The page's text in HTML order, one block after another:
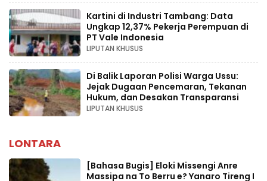
Kartini di Industri Tambang: Data
Ungkap 12,37% Pekerja Perempuan di
PT Vale Indonesia
LIPUTAN KHUSUS
Di Balik Laporan Polisi Warga Ussu:
Jejak Dugaan Pencemaran, Tekanan
Hukum, dan Desakan Transparansi
LIPUTAN KHUSUS
LONTARA
[Bahasa Bugis] ‎Eloki Missengi Anre
Massipa na To Berru e? Yanaro Tireng I